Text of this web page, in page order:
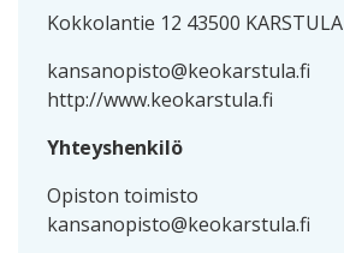
Kokkolantie 12 43500 KARSTULA
kansanopisto@keokarstula.fi
http://www.keokarstula.fi
Yhteyshenkilö
Opiston toimisto
kansanopisto@keokarstula.fi